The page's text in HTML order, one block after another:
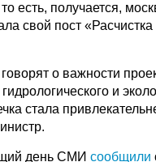
есть, получается,
свой пост
о важности
гидрологического и
стала
день СМИсообщили